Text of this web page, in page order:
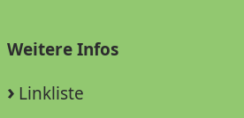
Weitere Infos
Linkliste